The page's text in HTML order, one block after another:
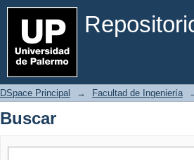
Buscar
DSpace Principal → Facultad de Ingeniería
Buscar